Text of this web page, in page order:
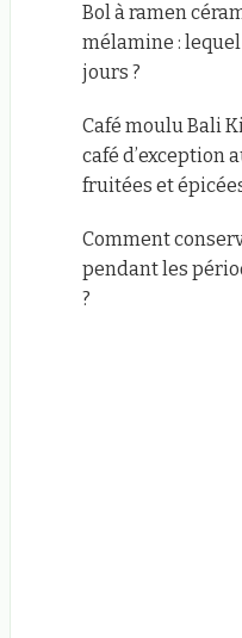
Bol à ramen
mélamine :
jours ?
Café moulu Bali
café d’exception
fruitées et
Comment
pendant les
?